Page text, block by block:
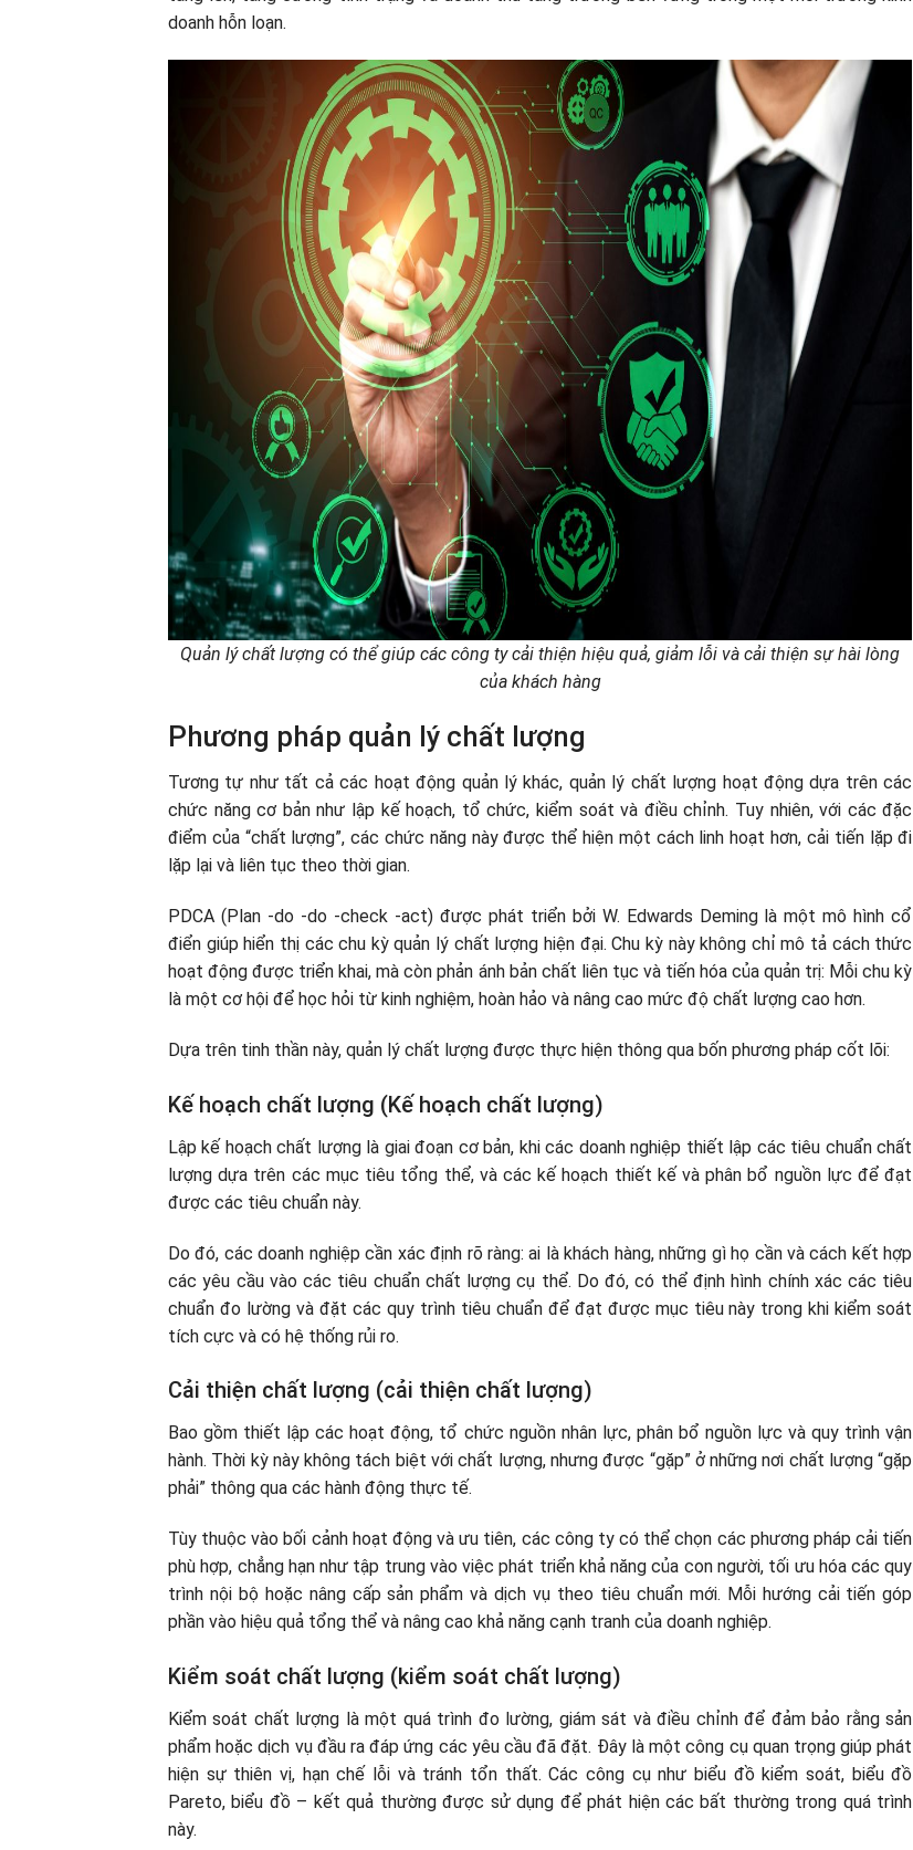
doanh hỗn loạn.
Quản lý chất lượng có thể giúp các công ty cải thiện hiệu quả, giảm lỗi và cải thiện sự hài lòng
của khách hàng
Phương pháp quản lý chất lượng
Tương tự như tất cả các hoạt động quản lý khác, quản lý chất lượng hoạt động dựa trên các
chức năng cơ bản như lập kế hoạch, tổ chức, kiểm soát và điều chỉnh. Tuy nhiên, với các đặc
điểm của “chất lượng”, các chức năng này được thể hiện một cách linh hoạt hơn, cải tiến lặp đi
lặp lại và liên tục theo thời gian.
PDCA (Plan -do -do -check -act) được phát triển bởi W. Edwards Deming là một mô hình cổ
điển giúp hiển thị các chu kỳ quản lý chất lượng hiện đại. Chu kỳ này không chỉ mô tả cách thức
hoạt động được triển khai, mà còn phản ánh bản chất liên tục và tiến hóa của quản trị: Mỗi chu kỳ
là một cơ hội để học hỏi từ kinh nghiệm, hoàn hảo và nâng cao mức độ chất lượng cao hơn.
Dựa trên tinh thần này, quản lý chất lượng được thực hiện thông qua bốn phương pháp cốt lõi:
Kế hoạch chất lượng (Kế hoạch chất lượng)
Lập kế hoạch chất lượng là giai đoạn cơ bản, khi các doanh nghiệp thiết lập các tiêu chuẩn chất
lượng dựa trên các mục tiêu tổng thể, và các kế hoạch thiết kế và phân bổ nguồn lực để đạt
được các tiêu chuẩn này.
Do đó, các doanh nghiệp cần xác định rõ ràng: ai là khách hàng, những gì họ cần và cách kết hợp
các yêu cầu vào các tiêu chuẩn chất lượng cụ thể. Do đó, có thể định hình chính xác các tiêu
chuẩn đo lường và đặt các quy trình tiêu chuẩn để đạt được mục tiêu này trong khi kiểm soát
tích cực và có hệ thống rủi ro.
Cải thiện chất lượng (cải thiện chất lượng)
Bao gồm thiết lập các hoạt động, tổ chức nguồn nhân lực, phân bổ nguồn lực và quy trình vận
hành. Thời kỳ này không tách biệt với chất lượng, nhưng được “gặp” ở những nơi chất lượng “gặp
phải” thông qua các hành động thực tế.
Tùy thuộc vào bối cảnh hoạt động và ưu tiên, các công ty có thể chọn các phương pháp cải tiến
phù hợp, chẳng hạn như tập trung vào việc phát triển khả năng của con người, tối ưu hóa các quy
trình nội bộ hoặc nâng cấp sản phẩm và dịch vụ theo tiêu chuẩn mới. Mỗi hướng cải tiến góp
phần vào hiệu quả tổng thể và nâng cao khả năng cạnh tranh của doanh nghiệp.
Kiểm soát chất lượng (kiểm soát chất lượng)
Kiểm soát chất lượng là một quá trình đo lường, giám sát và điều chỉnh để đảm bảo rằng sản
phẩm hoặc dịch vụ đầu ra đáp ứng các yêu cầu đã đặt. Đây là một công cụ quan trọng giúp phát
hiện sự thiên vị, hạn chế lỗi và tránh tổn thất. Các công cụ như biểu đồ kiểm soát, biểu đồ
Pareto, biểu đồ – kết quả thường được sử dụng để phát hiện các bất thường trong quá trình
này.